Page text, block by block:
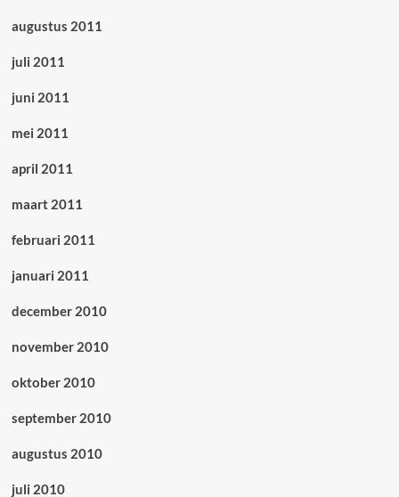
augustus 2011
juli 2011
juni 2011
mei 2011
april 2011
maart 2011
februari 2011
januari 2011
december 2010
november 2010
oktober 2010
september 2010
augustus 2010
juli 2010